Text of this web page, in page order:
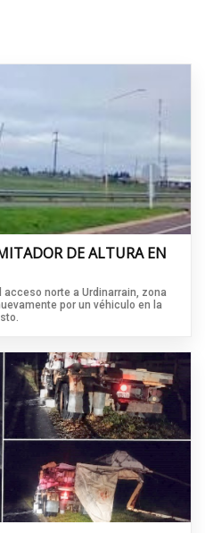
DE ALTURA EN
norte a Urdinarrain, zona
por un véhiculo en la